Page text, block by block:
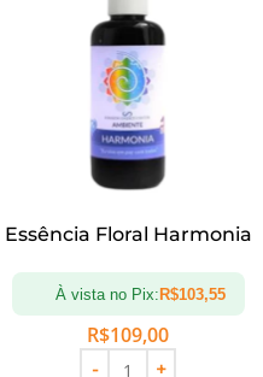
Essência Floral Harmonia
À vista no Pix:R$103,55
R$109,00